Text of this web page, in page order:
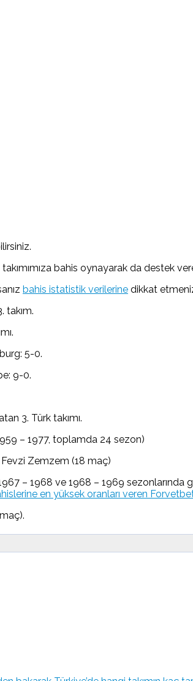
bahis oynayarak da destek
bahis istatistik verilerine dikkat
takım.
5-0.
9-0.
3. Türk takımı.
– 1977, toplamda 24 sezon)
Fevzi Zemzem (18 maç)
– 1968 ve 1968 – 1969
en yüksek oranları veren